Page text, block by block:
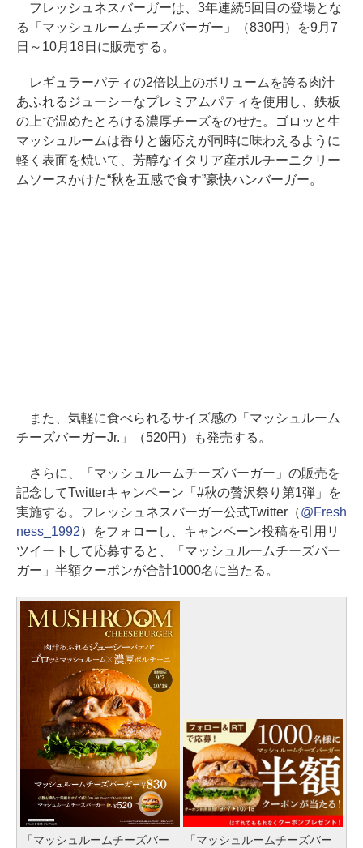
フレッシュネスバーガーは、3年連続5回目の登場とな
る「マッシュルームチーズバーガー」（830円）を9月7
日～10月18日に販売する。
レギュラーパティの2倍以上のボリュームを誇る肉汁
あふれるジューシーなプレミアムパティを使用し、鉄板
の上で温めたとろける濃厚チーズをのせた。ゴロッと生
マッシュルームは香りと歯応えが同時に味わえるように
軽く表面を焼いて、芳醇なイタリア産ポルチーニクリー
ムソースかけた“秋を五感で食す”豪快ハンバーガー。
また、気軽に食べられるサイズ感の「マッシュルーム
チーズバーガーJr.」（520円）も発売する。
さらに、「マッシュルームチーズバーガー」の販売を
記念してTwitterキャンペーン「#秋の贅沢祭り第1弾」を
実施する。フレッシュネスバーガー公式Twitter（@Fresh
ness_1992）をフォローし、キャンペーン投稿を引用リ
ツイートして応募すると、「マッシュルームチーズバー
ガー」半額クーポンが合計1000名に当たる。
「マッシュルームチーズバー
「マッシュルームチーズバー